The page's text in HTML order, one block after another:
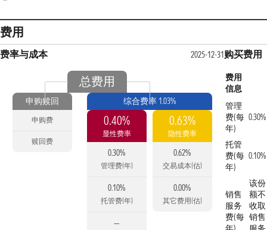
费用
费率与成本 2025-12-31
总费用
申购赎回
申购费
赎回费
综合费率 1.03%
0.40%
显性费率
0.30%
管理费(年)
0.10%
托管费(年)
—
0.63%
隐性费率
0.62%
交易成本(估)
0.00%
其它费用(估)
购买费用
费用
信息
管理
费(每
年)
0.30%
托管
费(每
年)
0.10%
销售
服务
费(每
该份
额不
收取
销售